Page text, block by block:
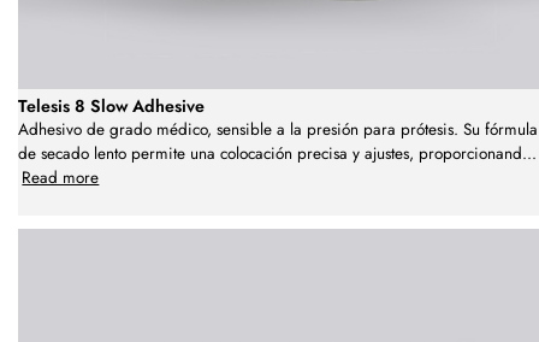
Telesis 8 Slow Adhesive
Adhesivo de grado médico, sensible a la presión para prótesis. Su fórmula
de secado lento permite una colocación precisa y ajustes, proporcionand...
Read more